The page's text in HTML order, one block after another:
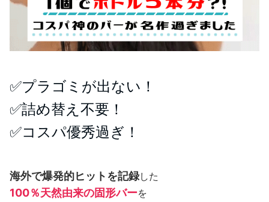
✅プラゴミが出ない！
✅詰め替え不要！
✅コスパ優秀過ぎ！
海外で爆発的ヒットを記録した
100％天然由来の固形バーを